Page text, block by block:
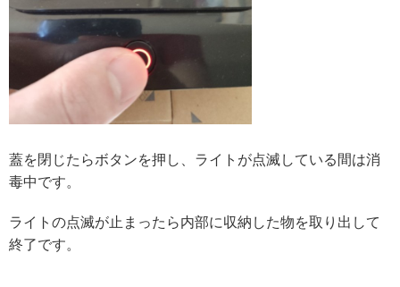
蓋を閉じたらボタンを押し、ライトが点滅している間は消
毒中です。
ライトの点滅が止まったら内部に収納した物を取り出して
終了です。